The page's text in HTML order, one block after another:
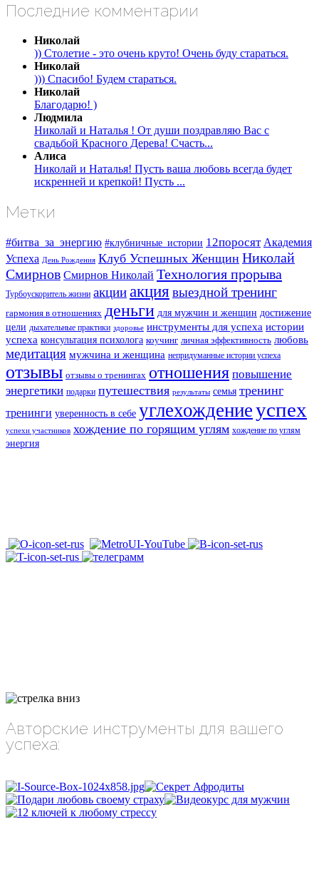
Последние комментарии
Николай
)) Столетие - это очень круто! Очень буду стараться.
Николай
))) Спасибо! Будем стараться.
Николай
Благодарю! )
Людмила
Николай и Наталья ! От души поздравляю Вас с
свадьбой Красного Дерева! Счасть...
Алиса
Николай и Наталья! Пусть ваша любовь всегда будет
искренней и крепкой! Пусть ...
Метки
#битва_за_энергию #клубничные_истории 12поросят Академия
Успеха День Рождения Клуб Успешных Женщин Николай
Смирнов Смирнов Николай Технология прорыва
Турбоускоритель жизни акцииакция выездной тренинг
гармония в отношениях деньги для мужчин и женщин достижение
цели дыхательные практики здоровье инструменты для успеха истории
успеха консультация психолога коучинг личная эффективность любовь
медитация мужчина и женщина непридуманные истории успеха
отзывы отзывы о тренингах отношения повышение
энергетики подарки путешествия результаты семья тренинг
тренинги уверенность в себе углехождениеуспех
успехи участников хождение по горящим углям хождение по углям
энергия
Авторские инструменты для вашего
успеха: